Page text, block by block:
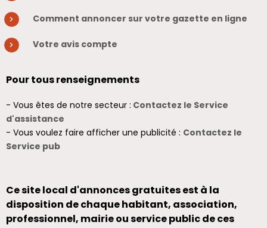
Comment annoncer sur votre gazette en ligne
Votre avis compte
Pour tous renseignements
- Vous êtes de notre secteur : Contactez le Service
d'assistance
- Vous voulez faire afficher une publicité : Contactez le
Service pub
Ce site local d'annonces gratuites est à la
disposition de chaque habitant, association,
professionnel, mairie ou service public de ces